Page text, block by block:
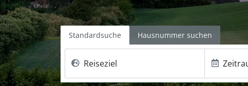
Standardsuche Hausnummer suchen
Reiseziel